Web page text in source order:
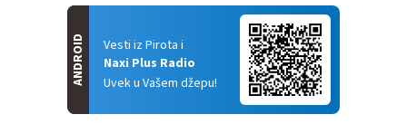
Vesti iz Pirota i
Naxi Plus Radio
Uvek u Vašem džepu!
ANDROID